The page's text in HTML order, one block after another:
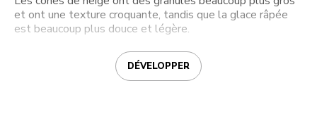
et ont une texture croquante, tandis que la glace râpée
est beaucoup plus douce et légère.
DÉVELOPPER